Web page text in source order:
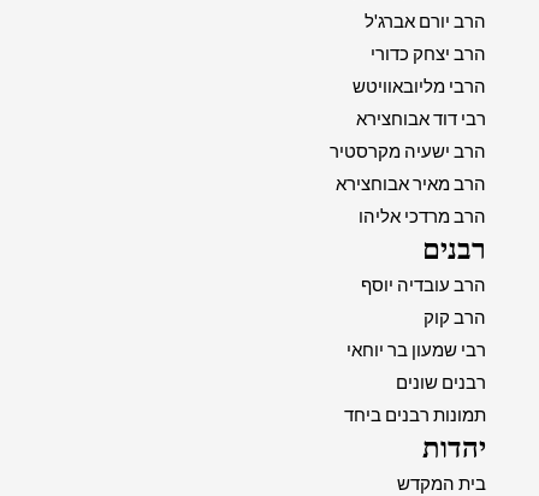
הרב יורם אברג'ל
הרב יצחק כדורי
הרבי מליובאוויטש
רבי דוד אבוחצירא
הרב ישעיה מקרסטיר
הרב מאיר אבוחצירא
הרב מרדכי אליהו
רבנים
הרב עובדיה יוסף
הרב קוק
רבי שמעון בר יוחאי
רבנים שונים
תמונות רבנים ביחד
יהדות
בית המקדש